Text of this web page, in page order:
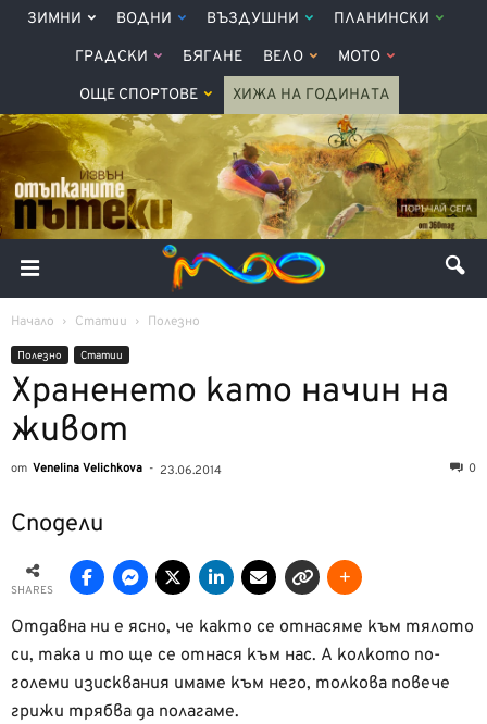
ЗИМНИ ВОДНИ ВЪЗДУШНИ ПЛАНИНСКИ
ГРАДСКИ БЯГАНЕ ВЕЛО МОТО
ОЩЕ СПОРТОВЕ ХИЖА НА ГОДИНАТА
Начало Статии Полезно
Полезно Статии
Храненето като начин на
живот
от Venelina Velichkova - 23.06.2014 0
Сподели
SHARES
Отдавна ни е ясно, че както се отнасяме към тялото
си, така и то ще се отнася към нас. А колкото по-
големи изисквания имаме към него, толкова повече
грижи трябва да полагаме.